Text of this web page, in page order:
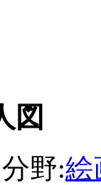
図
分野:絵